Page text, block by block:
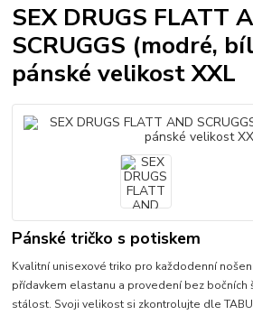
SEX DRUGS FLATT
SCRUGGS (modré,
pánské velikost XXL
Pánské tričko s potiskem
Kvalitní unisexové triko pro každodenní
přídavkem elastanu a provedení bez bočních
stálost. Svoji velikost si zkontrolujte dle